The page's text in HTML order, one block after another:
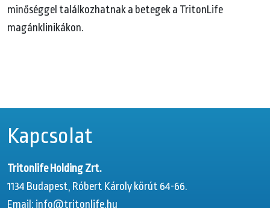
minőséggel találkozhatnak a betegek a TritonLife
magánklinikákon.
Kapcsolat
Tritonlife Holding Zrt.
1134 Budapest, Róbert Károly körút 64-66.
Email: info@tritonlife.hu